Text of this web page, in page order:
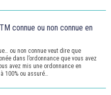
connue ou non connue en
ou non connue veut dire que
dans l’ordonnance que vous avez
avez mis une ordonnance en
100% ou assuré…